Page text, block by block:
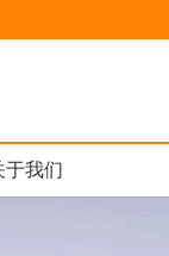
于我们